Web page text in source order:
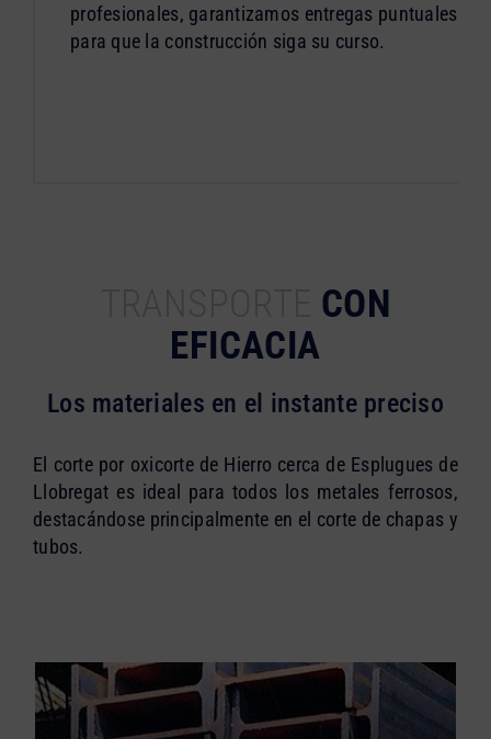
profesionales, garantizamos entregas puntuales
para que la construcción siga su curso.
CON
EFICACIA
Los materiales en el instante preciso
El corte por oxicorte de Hierro cerca de Esplugues de
Llobregat es ideal para todos los metales ferrosos,
destacándose principalmente en el corte de chapas y
tubos.